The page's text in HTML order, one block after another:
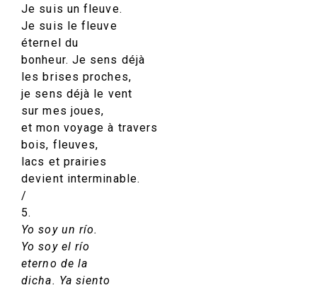
Je suis un fleuve.
Je suis le fleuve
éternel du
bonheur. Je sens déjà
les brises proches,
je sens déjà le vent
sur mes joues,
et mon voyage à travers
bois, fleuves,
lacs et prairies
devient interminable.
/
5.
Yo soy un río.
Yo soy el río
eterno de la
dicha. Ya siento